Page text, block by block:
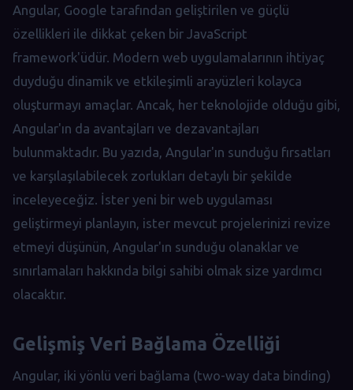
Angular, Google tarafından geliştirilen ve güçlü
özellikleri ile dikkat çeken bir JavaScript
framework'üdür. Modern web uygulamalarının ihtiyaç
duyduğu dinamik ve etkileşimli arayüzleri kolayca
oluşturmayı amaçlar. Ancak, her teknolojide olduğu gibi,
Angular'ın da avantajları ve dezavantajları
bulunmaktadır. Bu yazıda, Angular'ın sunduğu fırsatları
ve karşılaşılabilecek zorlukları detaylı bir şekilde
inceleyeceğiz. İster yeni bir web uygulaması
geliştirmeyi planlayın, ister mevcut projelerinizi revize
etmeyi düşünün, Angular'ın sunduğu olanaklar ve
sınırlamaları hakkında bilgi sahibi olmak size yardımcı
olacaktır.
Gelişmiş Veri Bağlama Özelliği
Angular, iki yönlü veri bağlama (two-way data binding)